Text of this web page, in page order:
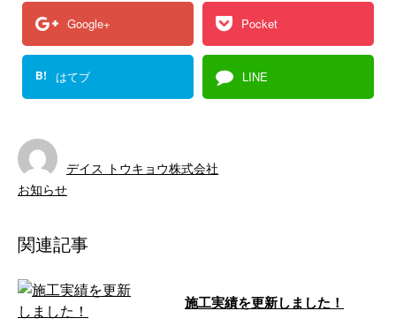
Google+ Pocket
B! はてブ LINE
デイス トウキョウ株式会社
お知らせ
関連記事
施工実績を更新しました！